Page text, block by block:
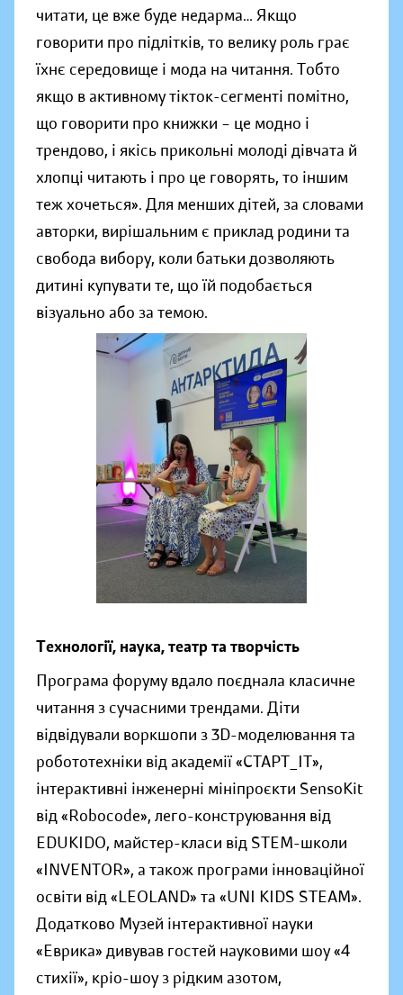
читати, це вже буде недарма… Якщо
говорити про підлітків, то велику роль грає
їхнє середовище і мода на читання. Тобто
якщо в активному тікток-сегменті помітно,
що говорити про книжки – це модно і
трендово, і якісь прикольні молоді дівчата й
хлопці читають і про це говорять, то іншим
теж хочеться». Для менших дітей, за словами
авторки, вирішальним є приклад родини та
свобода вибору, коли батьки дозволяють
дитині купувати те, що їй подобається
візуально або за темою.
Технології, наука, театр та творчість
Програма форуму вдало поєднала класичне
читання з сучасними трендами. Діти
відвідували воркшопи з 3D-моделювання та
робототехніки від академії «СТАРТ_ІТ»,
інтерактивні інженерні мініпроєкти SensoKit
від «Robocode», лего-конструювання від
EDUKIDO, майстер-класи від STEM-школи
«INVENTOR», а також програми інноваційної
освіти від «LEOLAND» та «UNI KIDS STEAM».
Додатково Музей інтерактивної науки
«Еврика» дивував гостей науковими шоу «4
стихії», кріо-шоу з рідким азотом,